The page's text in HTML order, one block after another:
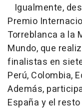
Igualmente,
Premio
Torreblanca a la
Mundo, que
finalistas en
Perú, Colombia,
Además,
España y el